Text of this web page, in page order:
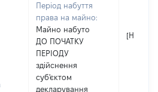
Період набуття
права на майно:
Майно набуто
ДО ПОЧАТКУ
ПЕРІОДУ
здійснення
суб'єктом
декларування
[Не